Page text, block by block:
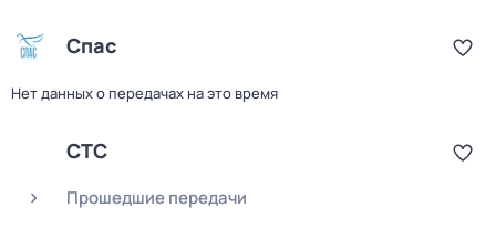
Спас
Нет данных о передачах на это время
СТС
Прошедшие передачи